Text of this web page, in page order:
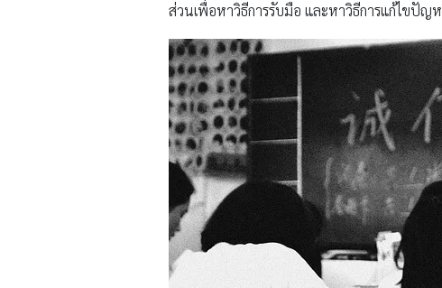
ส่วนเพื่อหาวิธีการรับมือ และหาวิธีการแก้ไขปัญ